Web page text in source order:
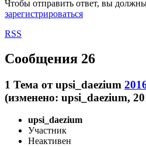
Чтобы отправить ответ, вы
зарегистрироваться
RSS
Сообщения 26
1 Тема отupsi_daezium
(изменено: upsi_daezium,
upsi_daezium
Участник
Неактивен